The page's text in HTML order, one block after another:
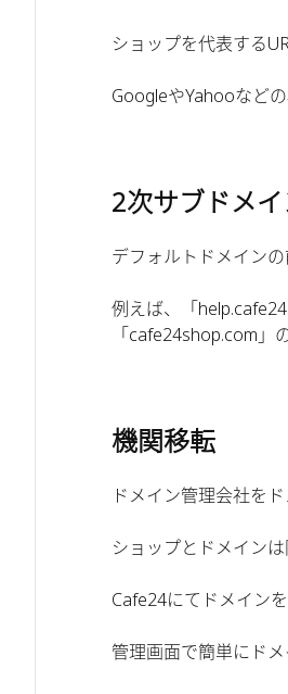
ショップを代表する
GoogleやYahooなど
2次サブドメ
デフォルトドメイン
例えば、「
「cafe24shop.com」
機関移転
ドメイン管理会社を
ショップとドメイン
Cafe24にてドメイン
管理画面で簡単にド